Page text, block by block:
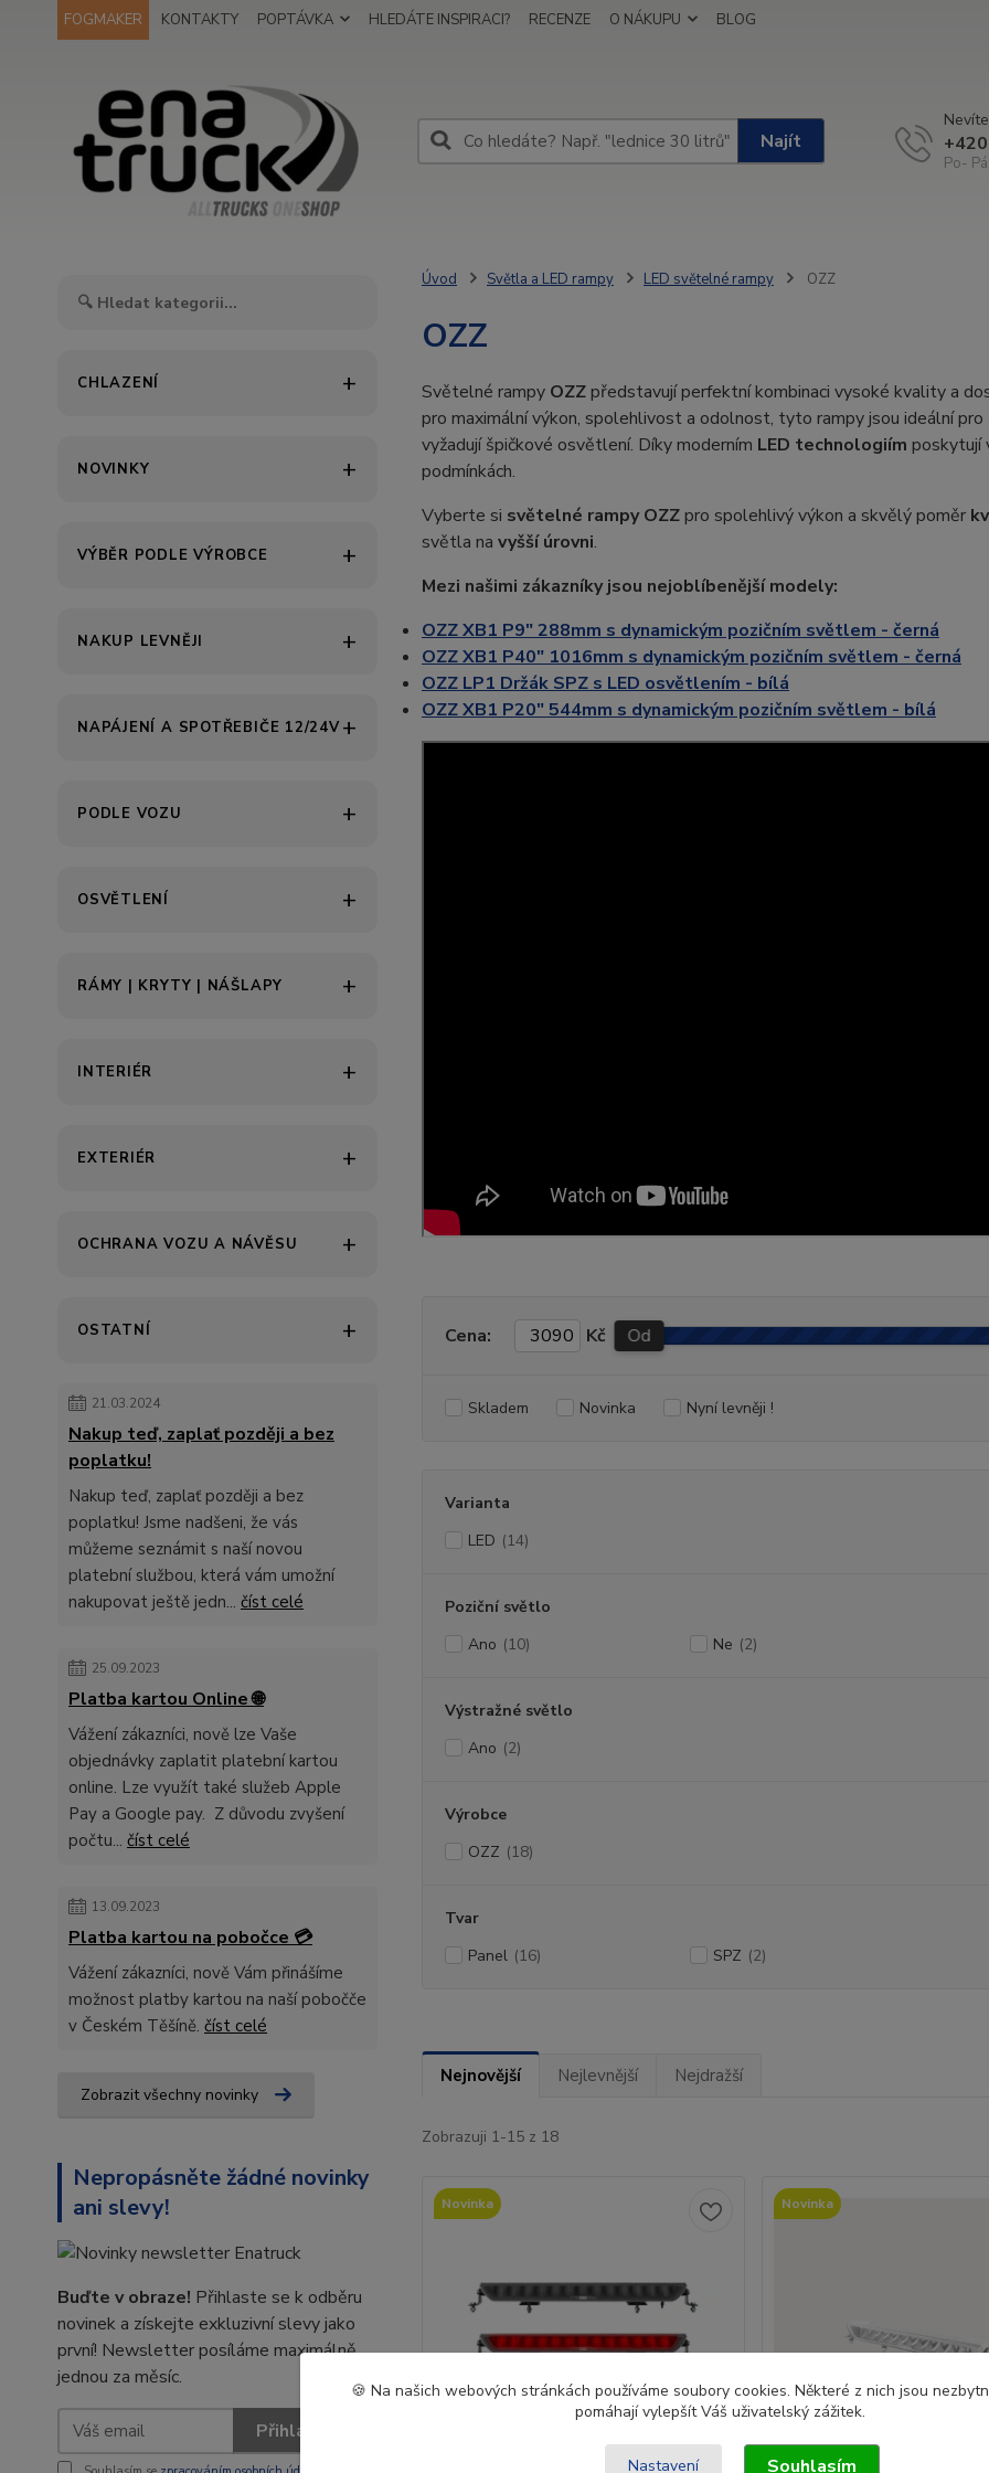
FOGMAKER KONTAKTY POPTÁVKA HLEDÁTE INSPIRACI? RECENZE O NÁKUPU BLOG
Najít
Po-
CHLAZENÍ
NOVINKY
VÝBĚR PODLE VÝROBCE
NAKUP LEVNĚJI
NAPÁJENÍ A SPOTŘEBIČE 12/24V
PODLE VOZU
OSVĚTLENÍ
RÁMY | KRYTY | NÁŠLAPY
INTERIÉR
EXTERIÉR
OCHRANA VOZU A NÁVĚSU
OSTATNÍ
21.03.2024
Nakup teď, zaplať později a bez
poplatku!
Nakup teď, zaplať později a bez
poplatku! Jsme nadšeni, že vás
můžeme seznámit s naší novou
platební službou, která vám umožní
nakupovat ještě jedn... číst celé
25.09.2023
Platba kartou Online 🌐
Vážení zákazníci, nově lze Vaše
objednávky zaplatit platební kartou
online. Lze využít také služeb Apple
Pay a Google pay. Z důvodu zvyšení
počtu... číst celé
13.09.2023
Platba kartou na pobočce 💳
Vážení zákazníci, nově Vám přinášíme
možnost platby kartou na naší pobočče
v Českém Těšíně. číst celé
Zobrazit všechny novinky
Nepropásněte žádné novinky
ani slevy!
Buďte v obraze! Přihlaste se k odběru
novinek a získejte exkluzivní slevy jako
první! Newsletter posíláme maximálně
jednou za měsíc.
Přihlásit se
Úvod Světla a LED rampy LED světelné rampy OZZ
OZZ
Světelné rampy OZZpředstavují perfektní kombinaci vysoké kvality a
pro maximální výkon, spolehlivost a odolnost, tyto rampy jsou ideální pro
vyžadují špičkové osvětlení. Díky moderním LED technologiím poskytují
podmínkách.
Vyberte si světelné rampy OZZpro spolehlivý výkon a skvělý poměr
světla na vyšší úrovni.
Mezi našimi zákazníky jsou nejoblíbenější modely:
OZZ XB1 P9" 288mm s dynamickým pozičním světlem - černá
OZZ XB1 P40" 1016mm s dynamickým pozičním světlem - černá
OZZ LP1 Držák SPZ s LED osvětlením - bílá
OZZ XB1 P20" 544mm s dynamickým pozičním světlem - bílá
Cena: Kč Od
Skladem Novinka Nyní levněji !
Varianta
LED (14)
Poziční světlo
Ano (10) Ne (2)
Výstražné světlo
Ano (2)
Výrobce
OZZ (18)
Tvar
Panel (16) SPZ (2)
Nejnovější Nejlevnější Nejdražší
Zobrazuji 1-15 z 18
Novinka Novinka
🍪 Na našich webových stránkách používáme soubory cookies. Některé z nich jsou
pomáhají vylepšít Váš uživatelský zážitek.
Nastavení Souhlasím